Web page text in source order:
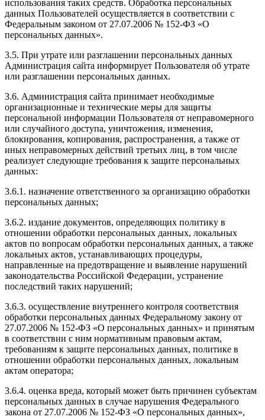
использования таких средств. Обработка персональных
данных Пользователей осуществляется в соответствии с
Федеральным законом от 27.07.2006 № 152-ФЗ «О
персональных данных».
3.5. При утрате или разглашении персональных данных
Администрация сайта информирует Пользователя об утрате
или разглашении персональных данных.
3.6. Администрация сайта принимает необходимые
организационные и технические меры для защиты
персональной информации Пользователя от неправомерного
или случайного доступа, уничтожения, изменения,
блокирования, копирования, распространения, а также от
иных неправомерных действий третьих лиц, в том числе
реализует следующие требования к защите персональных
данных:
3.6.1. назначение ответственного за организацию обработки
персональных данных;
3.6.2. издание документов, определяющих политику в
отношении обработки персональных данных, локальных
актов по вопросам обработки персональных данных, а также
локальных актов, устанавливающих процедуры,
направленные на предотвращение и выявление нарушений
законодательства Российской Федерации, устранение
последствий таких нарушений;
3.6.3. осуществление внутреннего контроля соответствия
обработки персональных данных Федеральному закону от
27.07.2006 № 152-ФЗ «О персональных данных» и принятым
в соответствии с ним нормативным правовым актам,
требованиям к защите персональных данных, политике в
отношении обработки персональных данных, локальным
актам оператора;
3.6.4. оценка вреда, который может быть причинен субъектам
персональных данных в случае нарушения Федерального
закона от 27.07.2006 № 152-ФЗ «О персональных данных»,